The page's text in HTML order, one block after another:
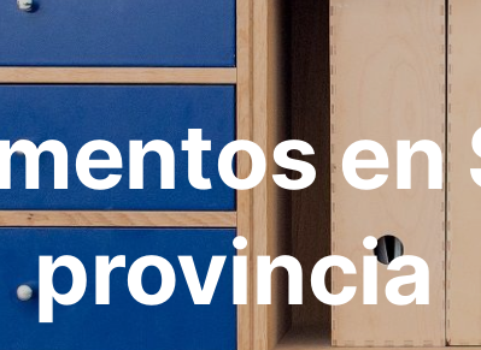
en
provincia